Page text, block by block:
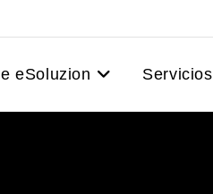
eSoluzion Servicios